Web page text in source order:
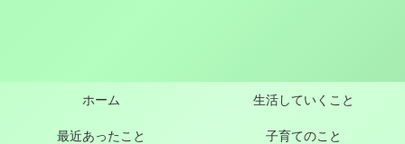
ホーム 生活していくこと
最近あったこと 子育てのこと